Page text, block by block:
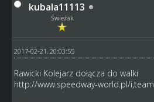
kubala11113
Świeżak
2017-02-21, 20:03:55
Rawicki Kolejarz dołącza do walki
http://www.speedway-world.pl/i,team